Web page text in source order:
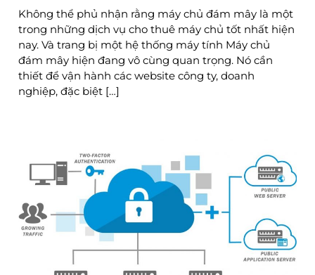
Không thể phủ nhận rằng máy chủ đám mây là một
trong những dịch vụ cho thuê máy chủ tốt nhất hiện
nay. Và trang bị một hệ thống máy tính Máy chủ
đám mây hiện đang vô cùng quan trọng. Nó cần
thiết để vận hành các website công ty, doanh
nghiệp, đặc biệt […]